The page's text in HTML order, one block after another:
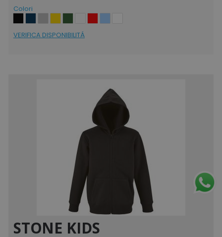
Colori
VERIFICA DISPONIBILITÁ
STONE KIDS